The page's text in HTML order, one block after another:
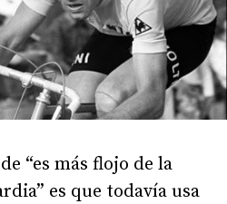
“es más flojo de la
es que todavía usa